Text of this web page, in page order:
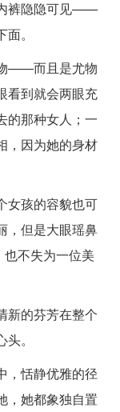
裤隐隐可见——
。
——而且是尤物
看到就会两眼充
的那种女人；一
，因为她的身材
女孩的容貌也可
，但是大眼瑶鼻
不失为一位美
新的芬芳在整个
。
，恬静优雅的径
，她都象独自置